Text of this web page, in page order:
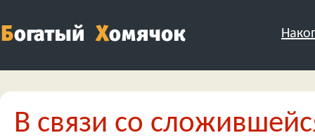
В связи со